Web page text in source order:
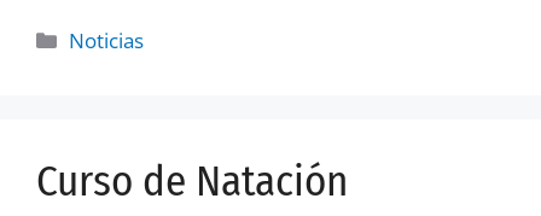
Noticias
Curso de Natación